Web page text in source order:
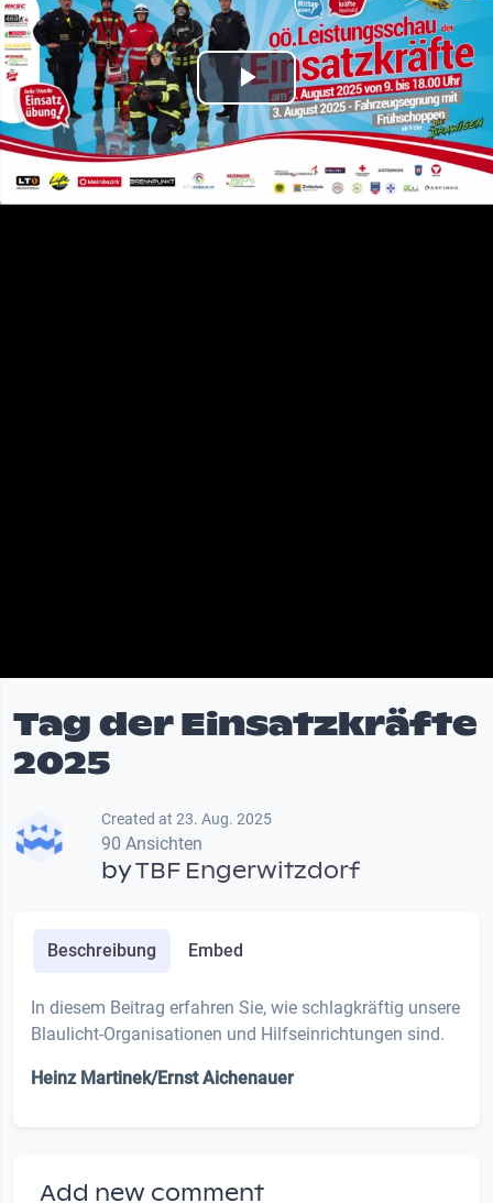
Play
Video
Tag der Einsatzkräfte
2025
Created at 23. Aug. 2025
90 Ansichten
byTBF Engerwitzdorf
Beschreibung Embed
In diesem Beitrag erfahren Sie, wie schlagkräftig unsere
Blaulicht-Organisationen und Hilfseinrichtungen sind.
Heinz Martinek/Ernst Aichenauer
Add new comment